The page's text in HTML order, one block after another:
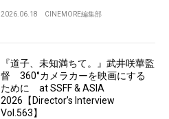
2026.06.18 CINEMORE編集部
『道子、未知満ちて。』武井咲華監
督 360°カメラカーを映画にする
ために at SSFF & ASIA
2026【Director’s Interview
Vol.563】